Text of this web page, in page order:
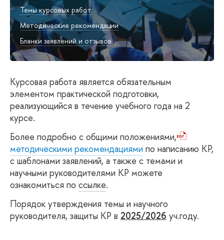
Темы курсовых работ
Методические рекомендации
Бланки заявлений и отзывов
Курсовая работа является обязательным
элементом практической подготовки,
реализующийся в течение учебного года на 2
курсе.
Более подробно с общими положениями,
методическими рекомендациями по написанию КР,
с шаблонами заявлений, а также с темами и
научными руководителями КР можете
ознакомиться по ссылке.
Порядок утверждения темы и научного
руководителя, защиты КР в 2025/2026 уч.году.